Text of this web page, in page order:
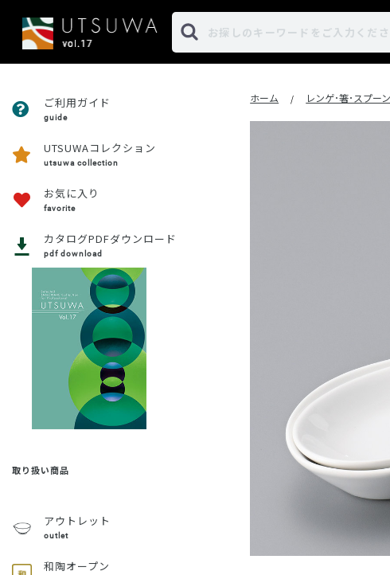
ご利用ガイド
guide
UTSUWAコレクション
utsuwa collection
お気に入り
favorite
カタログPDFダウンロード
pdf download
取り扱い商品
アウトレット
outlet
和陶オープン
ホーム / レンゲ･箸･スプーン